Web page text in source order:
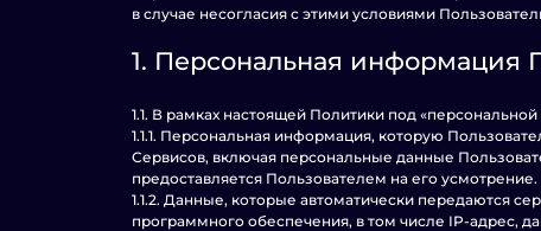
в случае несогласия с этими условиями
1. Персональная информация
1.1. В рамках настоящей Политики под
1.1.1. Персональная информация, которую
Сервисов, включая персональные данные
предоставляется Пользователем на его усмотрение.
1.1.2. Данные, которые автоматически передаются
программного обеспечения, в том числе IP-адрес,